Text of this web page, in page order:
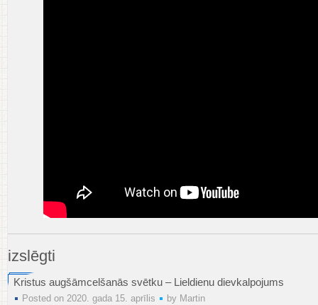
izslēgti
Alpes
sveiciens
2020.
Kristus augšāmcelšanās svētku – Lieldienu dievkalpojums
Posted on 2020. gada 15. aprīlis by Martin